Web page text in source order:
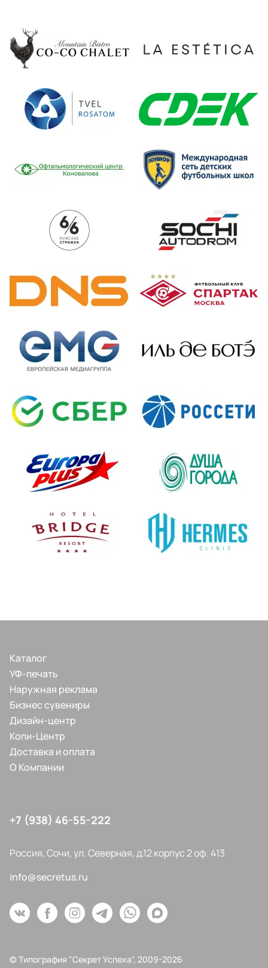
Каталог
УФ-печать
Наружная реклама
Бизнес сувениры
Дизайн-центр
Копи-Центр
Доставка и оплата
О Компании
+7 (938) 46-55-222
Россия, Сочи, ул. Северная, д.12 корпус 2 оф. 413
info@secretus.ru
© Типография "Секрет Успеха", 2009-2026